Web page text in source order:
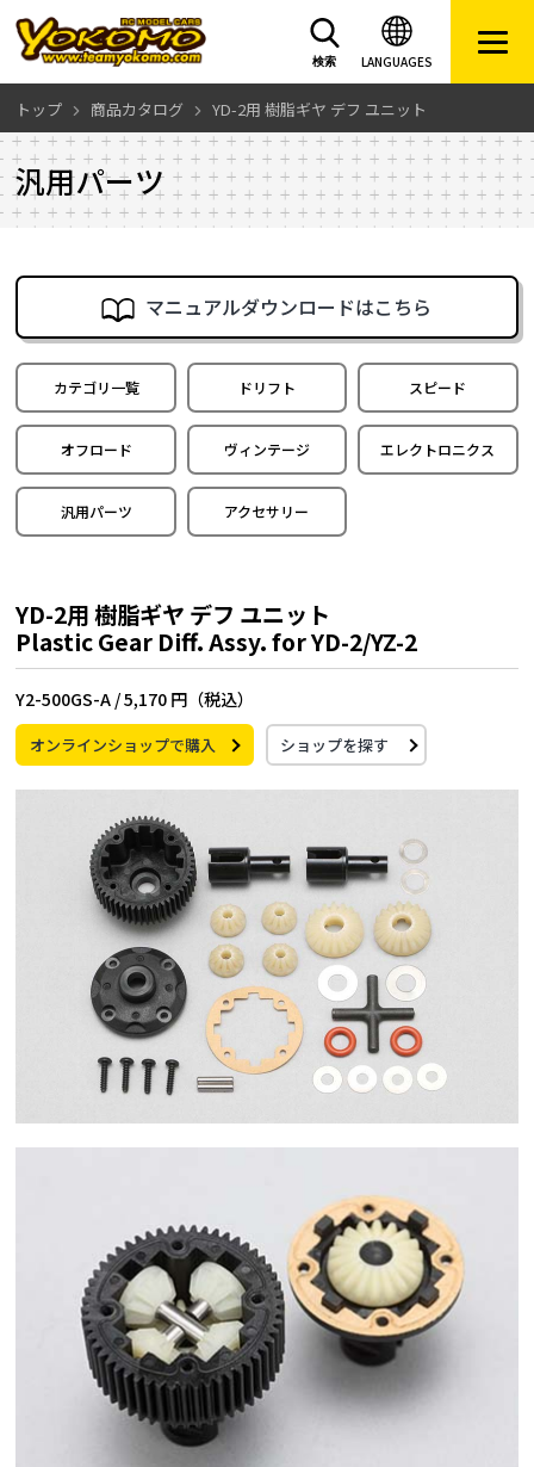
LANGUAGES
検索
トップ 商品カタログ YD-2用 樹脂ギヤ デフ ユニット
汎用パーツ
マニュアルダウンロードはこちら
カテゴリ一覧 ドリフト スピード
オフロード ヴィンテージ エレクトロニクス
汎用パーツ アクセサリー
YD-2用 樹脂ギヤ デフ ユニット
Plastic Gear Diff. Assy. for YD-2/YZ-2
Y2-500GS-A /5,170 円（税込）
オンラインショップで購入 ショップを探す